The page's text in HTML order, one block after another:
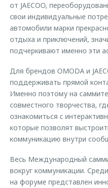
от JAECOO,
свои индивидуальные
автомобили марки
отдыха и приключений,
подчеркивают именно эти
Для брендов OMODA и
поддерживать прямой
Именно поэтому на
совместного творчества,
ознакомиться с
которые позволят
коммуникацию внутри
Весь Международный
вокруг коммуникации.
на форуме представлен